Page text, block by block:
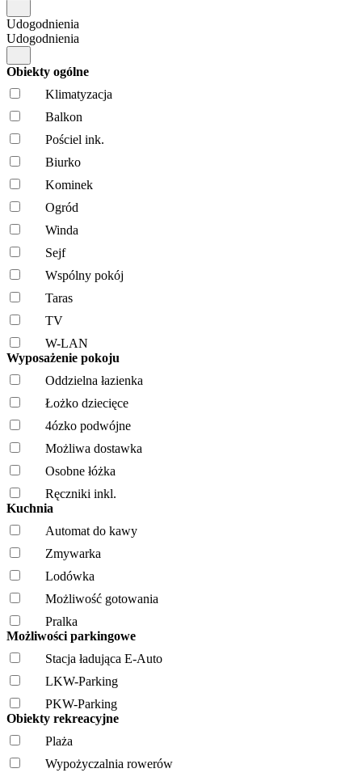
Udogodnienia
Udogodnienia
Obiekty ogólne
Klimatyzacja
Balkon
Pościel ink.
Biurko
Kominek
Ogród
Winda
Sejf
Wspólny pokój
Taras
TV
W-LAN
Wyposażenie pokoju
Oddzielna łazienka
Łożko dziecięce
4ózko podwójne
Możliwa dostawka
Osobne łóżka
Ręczniki inkl.
Kuchnia
Automat do kawy
Zmywarka
Lodówka
Możliwość gotowania
Pralka
Możliwości parkingowe
Stacja ładująca E-Auto
LKW-Parking
PKW-Parking
Obiekty rekreacyjne
Plaża
Wypożyczalnia rowerów